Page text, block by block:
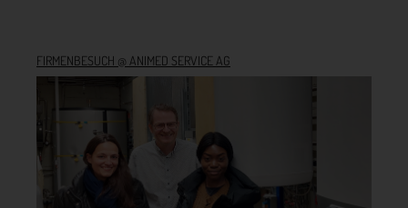
FIRMENBESUCH @ ANIMED SERVICE AG